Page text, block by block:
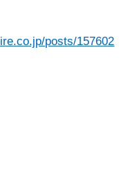
posts/157602